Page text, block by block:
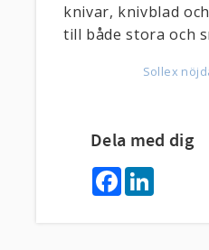
knivar, knivblad
till både stora och
Sollex
Dela med dig
F
a